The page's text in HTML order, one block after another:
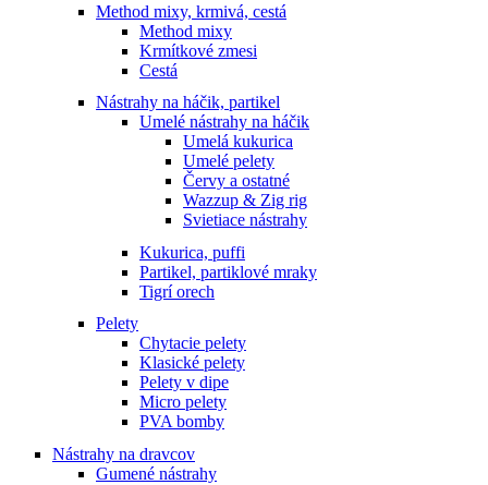
Method mixy, krmivá, cestá
Method mixy
Krmítkové zmesi
Cestá
Nástrahy na háčik, partikel
Umelé nástrahy na háčik
Umelá kukurica
Umelé pelety
Červy a ostatné
Wazzup & Zig rig
Svietiace nástrahy
Kukurica, puffi
Partikel, partiklové mraky
Tigrí orech
Pelety
Chytacie pelety
Klasické pelety
Pelety v dipe
Micro pelety
PVA bomby
Nástrahy na dravcov
Gumené nástrahy